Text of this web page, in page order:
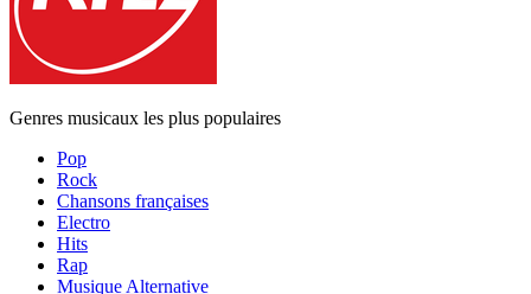
Genres musicaux les plus populaires
Pop
Rock
Chansons françaises
Electro
Hits
Rap
Musique Alternative